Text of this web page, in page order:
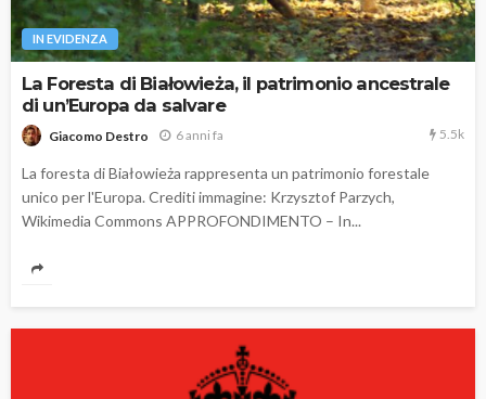
IN EVIDENZA
La Foresta di Białowieża, il patrimonio ancestrale
di un’Europa da salvare
Giacomo Destro 6 anni fa 5.5k
La foresta di Białowieża rappresenta un patrimonio forestale
unico per l'Europa. Crediti immagine: Krzysztof Parzych,
Wikimedia Commons APPROFONDIMENTO – In...